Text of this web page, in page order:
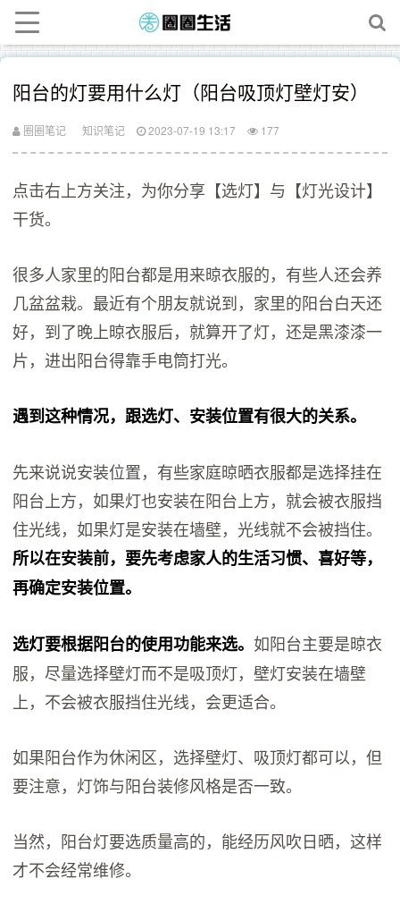
阳台的灯要用什么灯（阳台吸顶灯壁灯安）
圈圈笔记 知识笔记 2023-07-19 13:17 177
点击右上方关注，为你分享【选灯】与【灯光设计】
干货。
很多人家里的阳台都是用来晾衣服的，有些人还会养
几盆盆栽。最近有个朋友就说到，家里的阳台白天还
好，到了晚上晾衣服后，就算开了灯，还是黑漆漆一
片，进出阳台得靠手电筒打光。
遇到这种情况，跟选灯、安装位置有很大的关系。
先来说说安装位置，有些家庭晾晒衣服都是选择挂在
阳台上方，如果灯也安装在阳台上方，就会被衣服挡
住光线，如果灯是安装在墙壁，光线就不会被挡住。
所以在安装前，要先考虑家人的生活习惯、喜好等，
再确定安装位置。
选灯要根据阳台的使用功能来选。如阳台主要是晾衣
服，尽量选择壁灯而不是吸顶灯，壁灯安装在墙壁
上，不会被衣服挡住光线，会更适合。
如果阳台作为休闲区，选择壁灯、吸顶灯都可以，但
要注意，灯饰与阳台装修风格是否一致。
当然，阳台灯要选质量高的，能经历风吹日晒，这样
才不会经常维修。